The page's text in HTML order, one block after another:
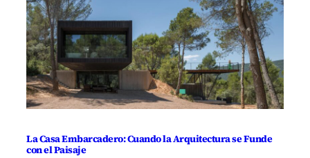
La Casa Embarcadero: Cuando la Arquitectura se Funde
con el Paisaje